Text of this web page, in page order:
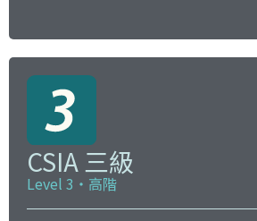
CSIA 三級
Level 3・高階